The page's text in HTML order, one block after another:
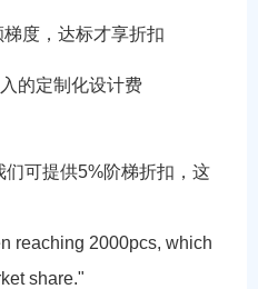
度，达标才享折扣
的定制化设计费
可提供5%阶梯折扣，这
reaching 2000pcs, which
share."